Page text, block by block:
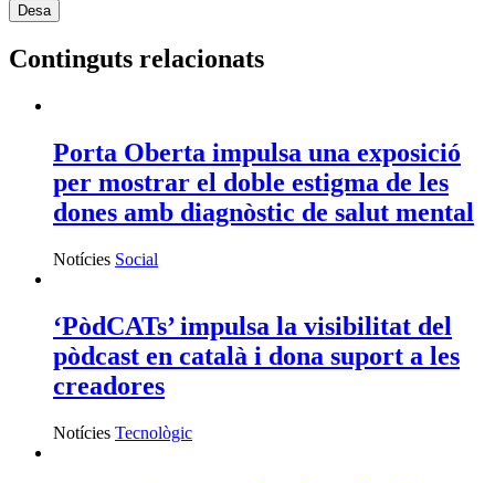
Continguts relacionats
Porta Oberta impulsa una exposició
per mostrar el doble estigma de les
dones amb diagnòstic de salut mental
Notícies Social
‘PòdCATs’ impulsa la visibilitat del
pòdcast en català i dona suport a les
creadores
Notícies Tecnològic